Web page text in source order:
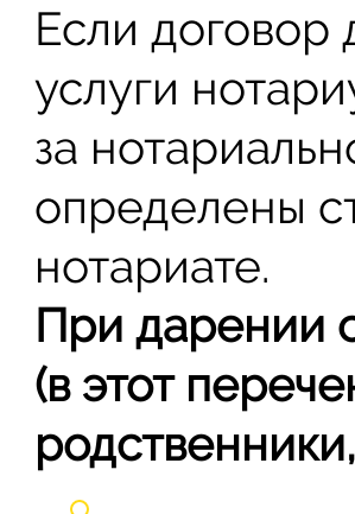
Если договор
услуги
за
определены
нотариате.
При дарении
(в этот